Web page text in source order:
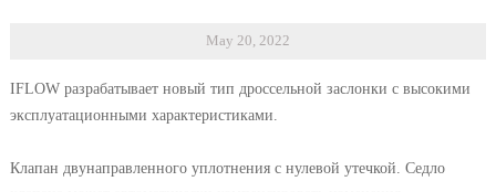
May 20, 2022
IFLOW разрабатывает новый тип дроссельной заслонки с высокими
эксплуатационными характеристиками.
Клапан двунаправленного уплотнения с нулевой утечкой. Седло